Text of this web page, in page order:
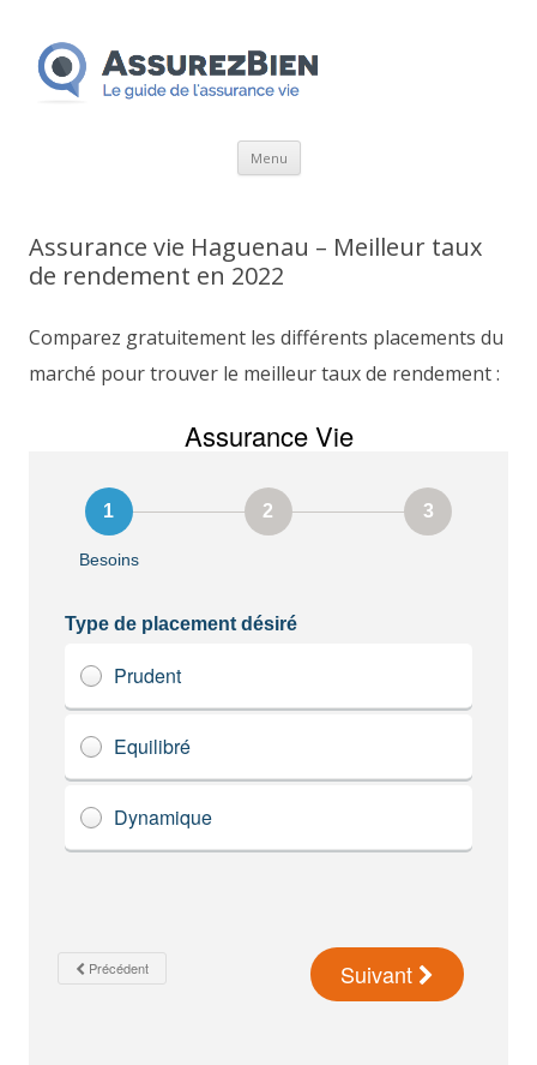
Menu Aller
Assurance vie Haguenau – Meilleur taux
de rendement en 2022
Comparez gratuitement les différents placements du
marché pour trouver le meilleur taux de rendement :